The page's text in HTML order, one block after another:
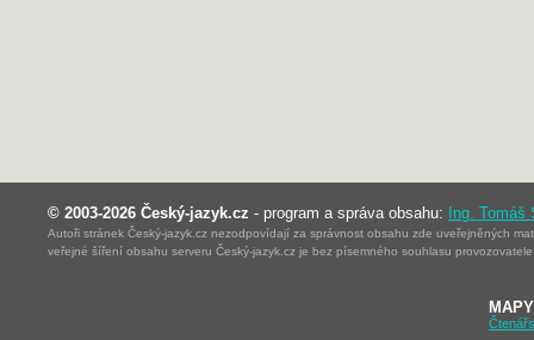
© 2003-2026 Český-jazyk.cz - program a správa obsahu: Ing. Tomáš
Autoři stránek Český-jazyk.cz nezodpovídají za správnost obsahu zde uveřejněných
veřejné šíření obsahu serveru Český-jazyk.cz je bez písemného souhlasu